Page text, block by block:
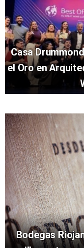
Casa
el Oro en
Bodegas